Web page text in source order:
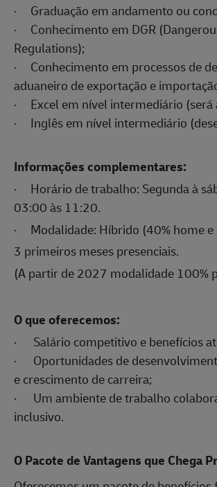
·
Graduação em andamento ou
·
Conhecimento em DGR
Regulations);
·
Conhecimento em processos de
aduaneiro de exportação e
·
Excel em nível intermediário (será
·
Inglês em nível intermediário
Informações complementares:
·
Horário de trabalho: Segunda à
03:00 às 11:20.
·
Modalidade: Híbrido (40% home
3 primeiros meses presenciais.
(A partir de 2027 modalidade 100%
O que oferecemos:
·
Salário competitivo e benefícios
·
Oportunidades de
e crescimento de carreira;
·
Um ambiente de trabalho
inclusivo.
O Pacote de Vantagens que Chega